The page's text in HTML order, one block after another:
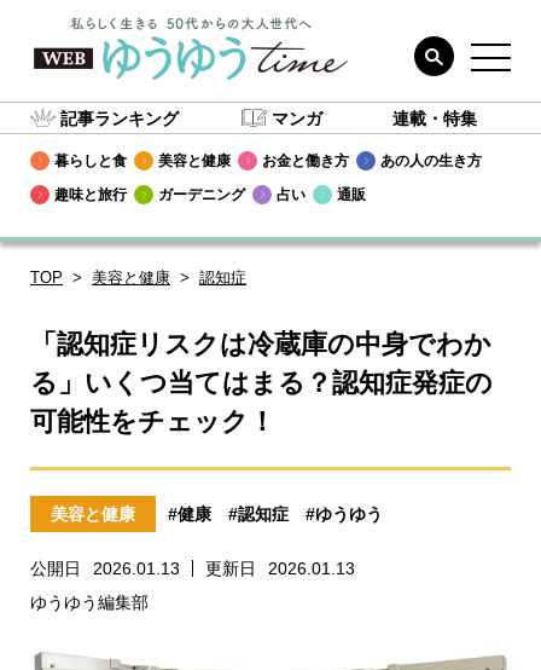
記事ランキング マンガ 連載・特集
暮らしと食 美容と健康 お金と働き方
あの人の生き方
趣味と旅行
ガーデニング 占い 通販
TOP 美容と健康 認知症
「認知症リスクは冷蔵庫の中身でわか
る」いくつ当てはまる？認知症発症の
可能性をチェック！
美容と健康 #健康 #認知症 #ゆうゆう
公開日 2026.01.13 更新日
2026.01.13
ゆうゆう編集部